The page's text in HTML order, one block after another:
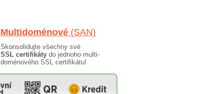
Multidoménové (SAN)
Skonsolidujte všechny své
SSL certifikáty do jednoho multi-
doménového SSL certifikátu!